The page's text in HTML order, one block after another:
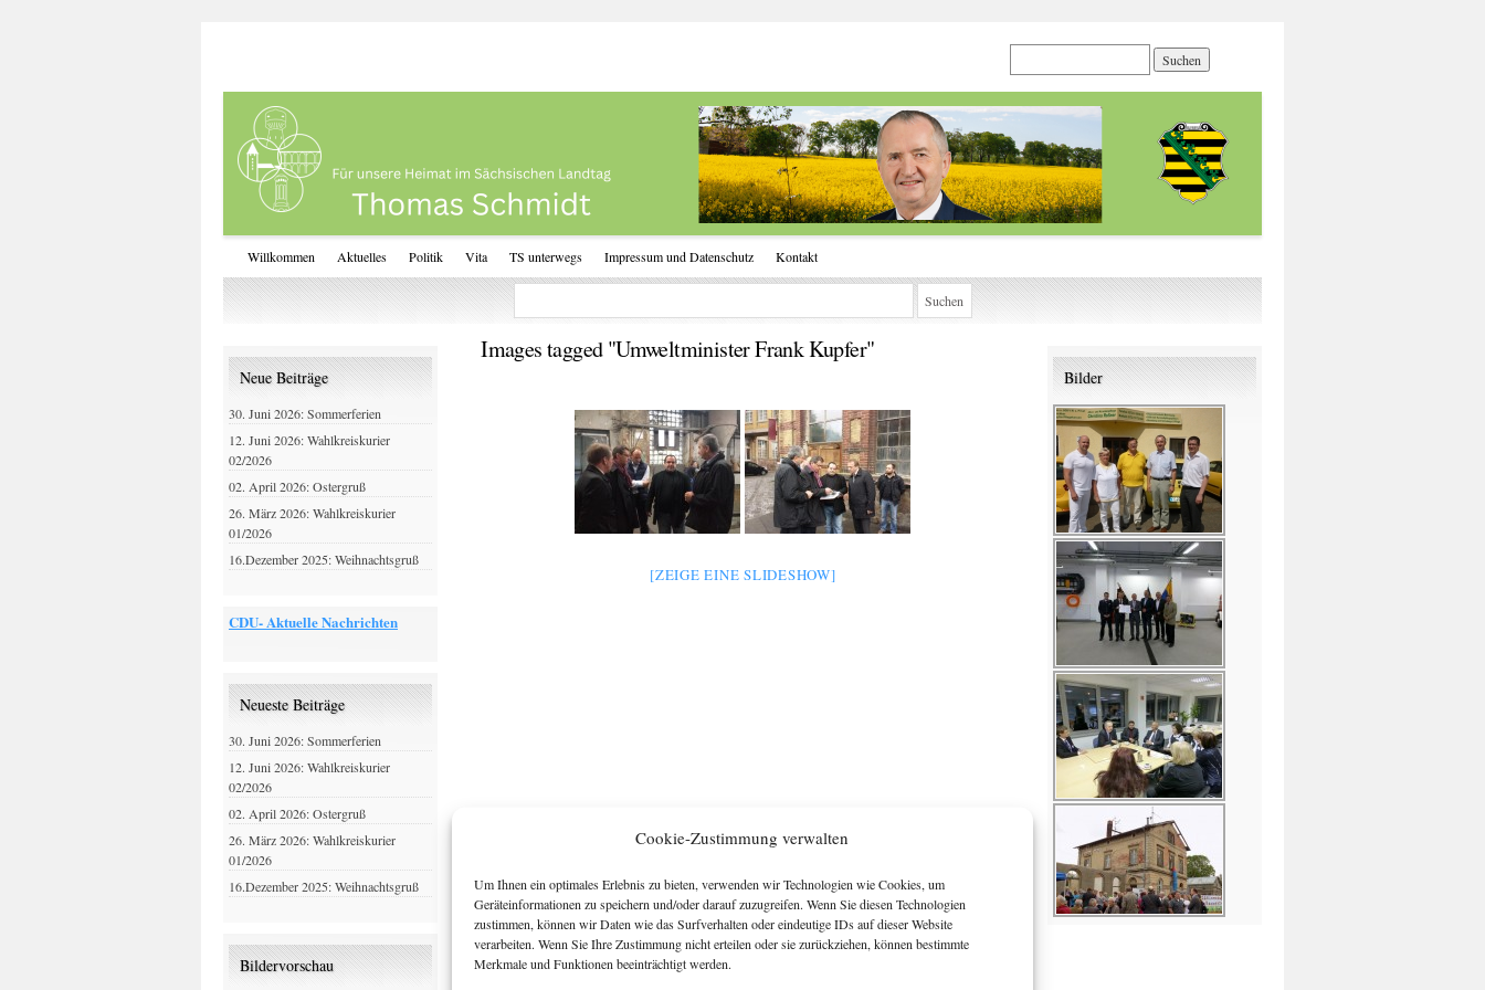
Cookie-Zustimmung verwalten
Um Ihnen ein optimales Erlebnis zu bieten, verwenden wir Technologien wie Cookies, um
Geräteinformationen zu speichern und/oder darauf zuzugreifen. Wenn Sie diesen Technologien
zustimmen, können wir Daten wie das Surfverhalten oder eindeutige IDs auf dieser Website
verarbeiten. Wenn Sie Ihre Zustimmung nicht erteilen oder sie zurückziehen, können bestimmte
Merkmale und Funktionen beeinträchtigt werden.
Willkommen Aktuelles Politik Vita TS unterwegs Impressum und Datenschutz Kontakt
Images tagged "Umweltminister Frank Kupfer"
[ZEIGE EINE SLIDESHOW]
Neue Beiträge
30. Juni 2026: Sommerferien
12. Juni 2026: Wahlkreiskurier
02/2026
02. April 2026: Ostergruß
26. März 2026: Wahlkreiskurier
01/2026
16.Dezember 2025: Weihnachtsgruß
CDU- Aktuelle Nachrichten
Neueste Beiträge
30. Juni 2026: Sommerferien
12. Juni 2026: Wahlkreiskurier
02/2026
02. April 2026: Ostergruß
26. März 2026: Wahlkreiskurier
01/2026
16.Dezember 2025: Weihnachtsgruß
Bildervorschau
Bilder